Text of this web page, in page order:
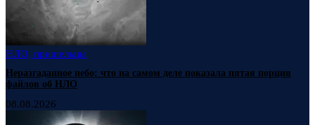
НЛО, пришельцы
Неразгаданное небо: что на самом деле показала пятая порция
файлов об НЛО
08.08.2026